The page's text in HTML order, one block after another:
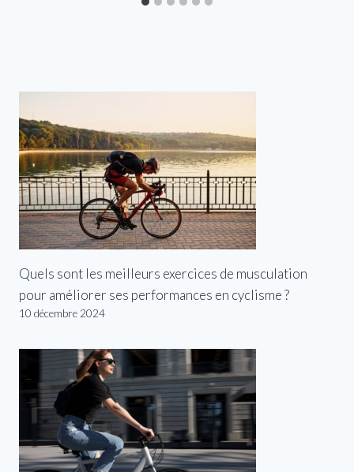
Quels sont les meilleurs exercices de musculation
pour améliorer ses performances en cyclisme ?
10 décembre 2024